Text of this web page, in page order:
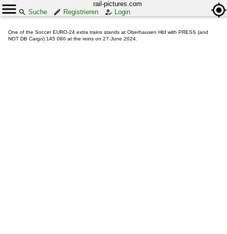
rail-pictures.com
Suche
Registrieren Login
One of the Soccer EURO-24 extra trains stands at Oberhausen Hbf with PRESS (and
NOT DB Cargo) 145 060 at the reins on 27 June 2024.